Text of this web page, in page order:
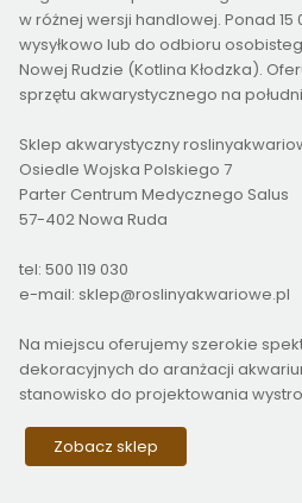
w różnej wersji handlowej. Ponad
wysyłkowo lub do odbioru
Nowej Rudzie (Kotlina Kłodzka).
sprzętu akwarystycznego na
Sklep akwarystyczny
Osiedle Wojska Polskiego 7
Parter Centrum Medycznego Salus
57-402 Nowa Ruda
tel: 500 119 030
e-mail: sklep@roslinyakwariowe.pl
Na miejscu oferujemy szerokie
dekoracyjnych do aranżacji
stanowisko do projektowania
Zobacz sklep